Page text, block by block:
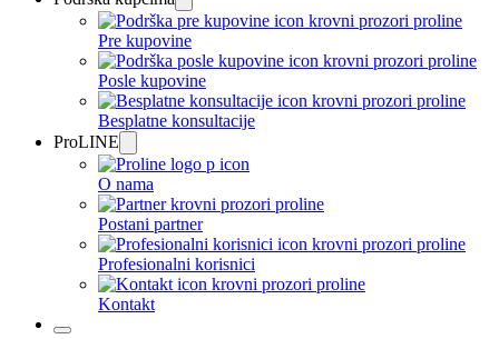
Pre kupovine
Posle kupovine
Besplatne konsultacije
ProLINE
O nama
Postani partner
Profesionalni korisnici
Kontakt